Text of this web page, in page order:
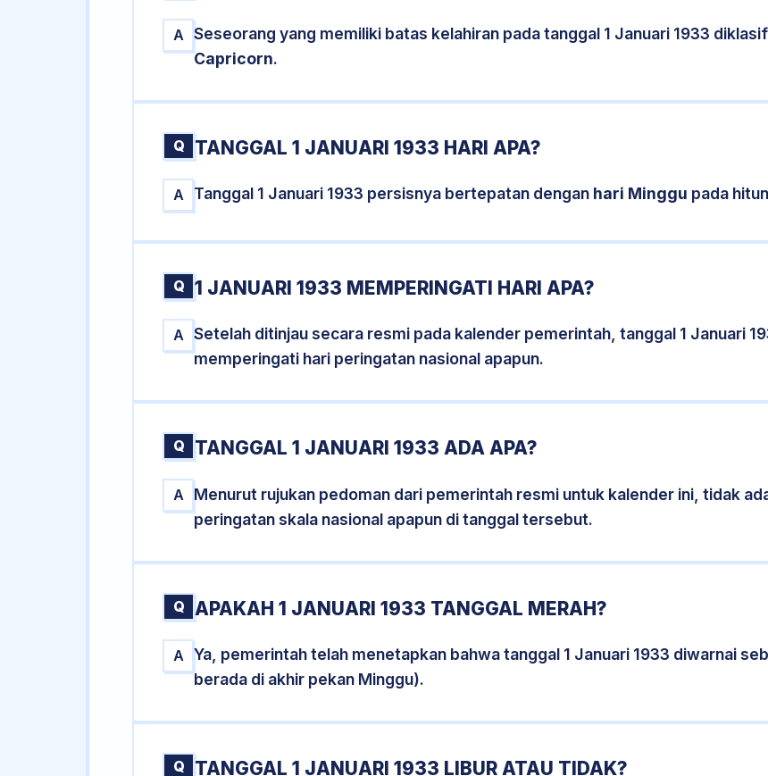
A Seseorang yang memiliki batas kelahiran pada tanggal 1 Januari 1933
Capricorn.
Q TANGGAL 1 JANUARI 1933 HARI APA?
A Tanggal 1 Januari 1933 persisnya bertepatan dengan hari Minggu pada
Q 1 JANUARI 1933 MEMPERINGATI HARI APA?
A Setelah ditinjau secara resmi pada kalender pemerintah, tanggal 1 Januari
memperingati hari peringatan nasional apapun.
Q TANGGAL 1 JANUARI 1933 ADA APA?
A
Menurut rujukan pedoman dari pemerintah resmi untuk kalender ini, tidak
peringatan skala nasional apapun di tanggal tersebut.
Q APAKAH 1 JANUARI 1933 TANGGAL MERAH?
A Ya, pemerintah telah menetapkan bahwa tanggal 1 Januari 1933 diwarnai
berada di akhir pekan Minggu).
Q TANGGAL 1 JANUARI 1933 LIBUR ATAU TIDAK?